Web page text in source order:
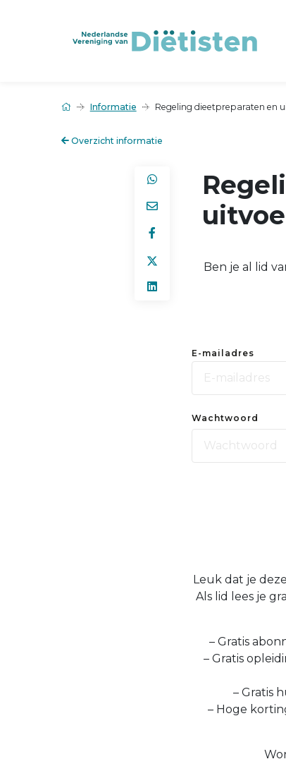
Informatie Regeling dieetpreparaten en
Overzicht informatie
Ben je al lid
E-mailadres
Wachtwoord
Leuk dat je
Als lid lees je
– Gratis
– Gratis
– Gratis
– Hoge